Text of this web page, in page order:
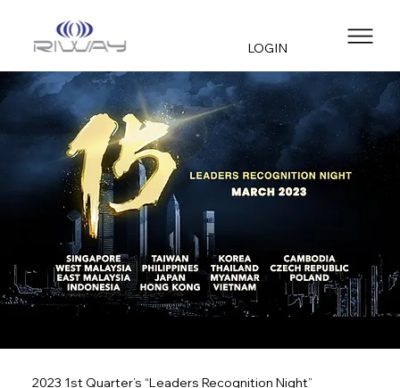
LOGIN
2023 1st Quarter’s “Leaders Recognition Night”